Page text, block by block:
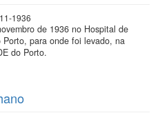
1936
de 1936 no Hospital de
para onde foi levado, na
do Porto.